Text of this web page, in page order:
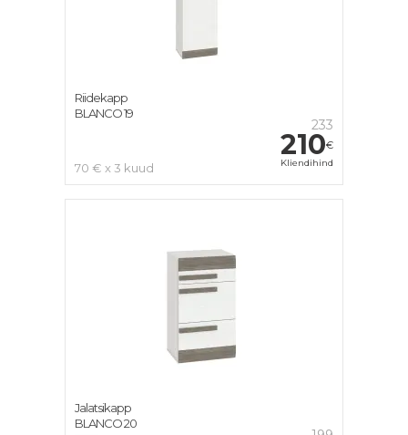
233
210€
Kliendihind
70 € x 3 kuud
Riidekapp
BLANCO 19
Jalatsikapp
BLANCO 20